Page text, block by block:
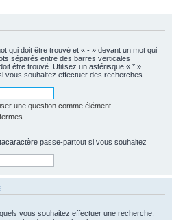
qui doit être trouvé et « - » devant un mot qui
séparés entre des barres verticales
être trouvé. Utilisez un astérisque « * »
vous souhaitez effectuer des recherches
une question comme élément
passe-partout si vous souhaitez
vous souhaitez effectuer une recherche.